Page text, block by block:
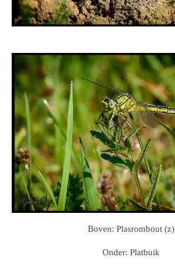
Boven: Plasrombout (z)
Onder: Platbuik